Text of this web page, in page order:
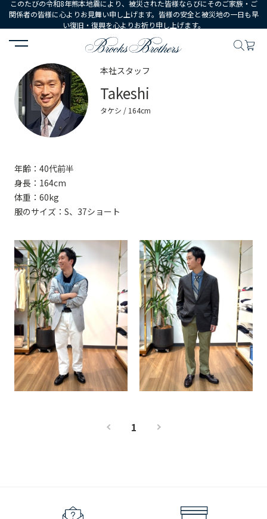
このたびの令和8年熊本地震により、被災された皆様ならびにそのご家族・ご
関係者の皆様に心よりお見舞い申し上げます。皆様の安全と被災地の一日も早
い復旧・復興を心よりお祈り申し上げます。
HOME コーディネート スタッフ詳細
本社スタッフ
Takeshi
タケシ / 164cm
年齢：40代前半
身長：164cm
体重：60kg
服のサイズ：S、37ショート
1